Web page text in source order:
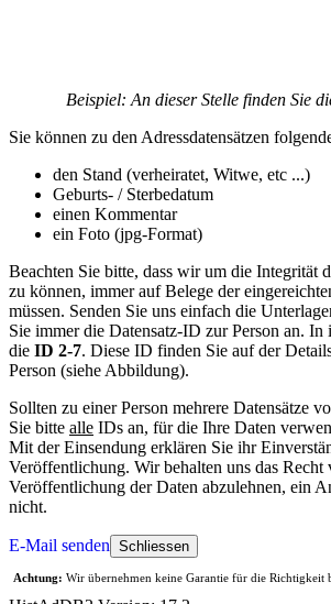
Beispiel: An dieser Stelle finden Sie
Sie können zu den Adressdatensätzen
den Stand (verheiratet, Witwe, etc ...)
Geburts- / Sterbedatum
einen Kommentar
ein Foto (jpg-Format)
Beachten Sie bitte, dass wir um die Integrität
zu können, immer auf Belege der
müssen. Senden Sie uns einfach die
Sie immer die Datensatz-ID zur Person an. In
die ID 2-7. Diese ID finden Sie auf der
Person (siehe Abbildung).
Sollten zu einer Person mehrere Datensätze
Sie bitte alle IDs an, für die Ihre Daten
Mit der Einsendung erklären Sie ihr
Veröffentlichung. Wir behalten uns das Recht
Veröffentlichung der Daten abzulehnen, ein
nicht.
E-Mail senden Schliessen
Achtung: Wir übernehmen keine Garantie für die Richtigkeit